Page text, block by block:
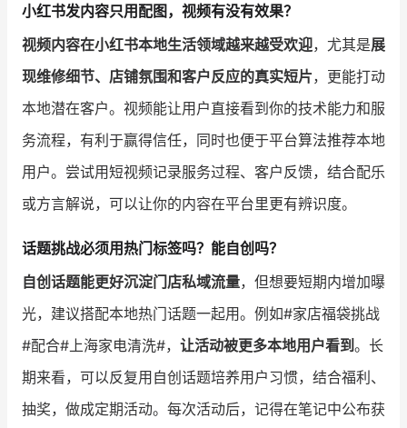
小红书发内容只用配图，视频有没有效果？
视频内容在小红书本地生活领域越来越受欢迎，尤其是展
现维修细节、店铺氛围和客户反应的真实短片，更能打动
本地潜在客户。视频能让用户直接看到你的技术能力和服
务流程，有利于赢得信任，同时也便于平台算法推荐本地
用户。尝试用短视频记录服务过程、客户反馈，结合配乐
或方言解说，可以让你的内容在平台里更有辨识度。
话题挑战必须用热门标签吗？能自创吗？
自创话题能更好沉淀门店私域流量，但想要短期内增加曝
光，建议搭配本地热门话题一起用。例如#家店福袋挑战
#配合#上海家电清洗#， 让活动被更多本地用户看到。长
期来看，可以反复用自创话题培养用户习惯，结合福利、
抽奖，做成定期活动。每次活动后，记得在笔记中公布获